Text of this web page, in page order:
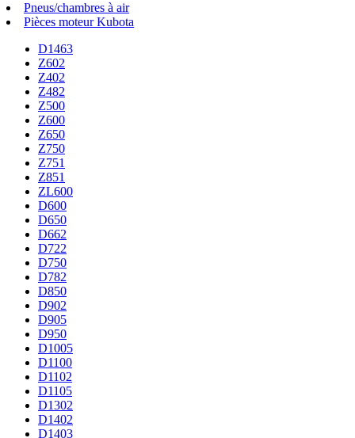
Pneus/chambres à air
Pièces moteur Kubota
D1463
Z602
Z402
Z482
Z500
Z600
Z650
Z750
Z751
Z851
ZL600
D600
D650
D662
D722
D750
D782
D850
D902
D905
D950
D1005
D1100
D1102
D1105
D1302
D1402
D1403